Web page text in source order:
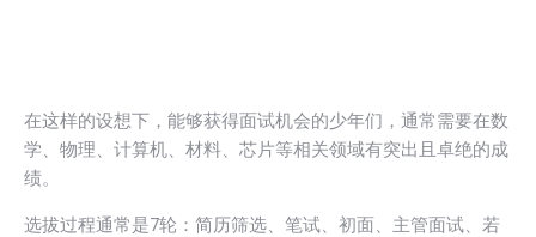
在这样的设想下，能够获得面试机会的少年们，通常需要在数
学、物理、计算机、材料、芯片等相关领域有突出且卓绝的成
绩。
选拔过程通常是7轮：简历筛选、笔试、初面、主管面试、若